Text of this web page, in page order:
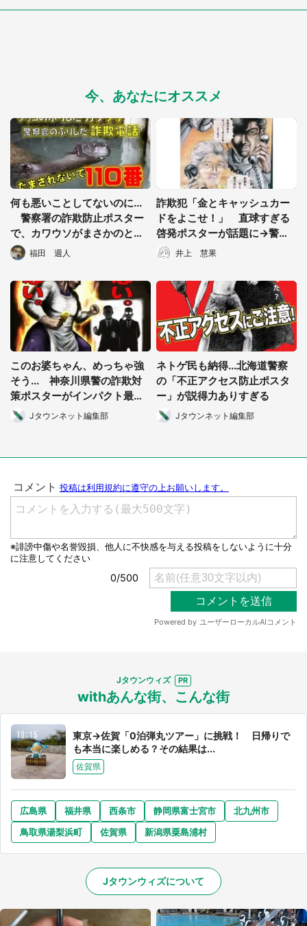
今、あなたにオススメ
何も悪いことしてないのに...
警察署の詐欺防止ポスター
で、カワウソがまさかのとば
っちりを食ってしまう
福田 週人
詐欺犯「金とキャッシュカー
ドをよこせ！」 直球すぎる
啓発ポスターが話題に→警察
署に作成の経緯を聞いた
井上 慧果
このお婆ちゃん、めっちゃ強
そう... 神奈川県警の詐欺対
策ポスターがインパクト最強
だったJタウンネット編集部
ネトゲ民も納得...北海道警察
の「不正アクセス防止ポスタ
ー」が説得力ありすぎる
Jタウンネット編集部
Jタウンウィズ
withあんな街、こんな街
東京→佐賀「0泊弾丸ツアー」に挑戦！ 日帰りで
も本当に楽しめる？その結果は...
佐賀県
広島県 福井県 西条市 静岡県富士宮市
北九州市
鳥取県湯梨浜町
佐賀県 新潟県粟島浦村
Jタウンウィズについて